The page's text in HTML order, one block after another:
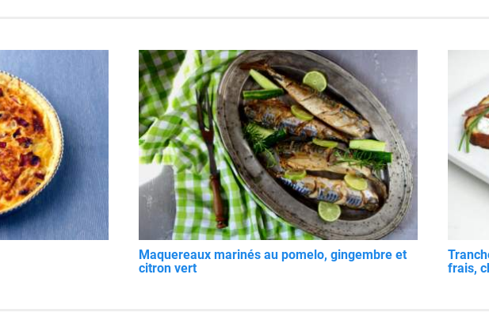
Maquereaux marinés au pomelo, gingembre et
citron vert
frais,